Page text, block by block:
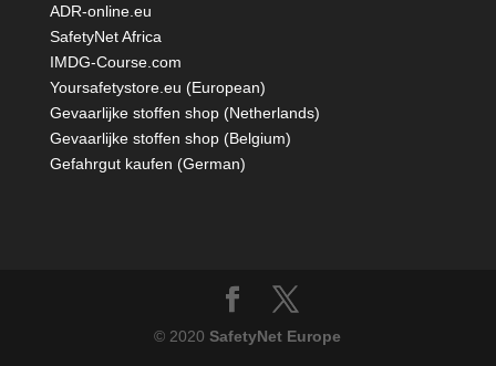
ADR-online.eu
SafetyNet Africa
IMDG-Course.com
Yoursafetystore.eu (European)
Gevaarlijke stoffen shop (Netherlands)
Gevaarlijke stoffen shop (Belgium)
Gefahrgut kaufen (German)
© 2020SafetyNet Europe